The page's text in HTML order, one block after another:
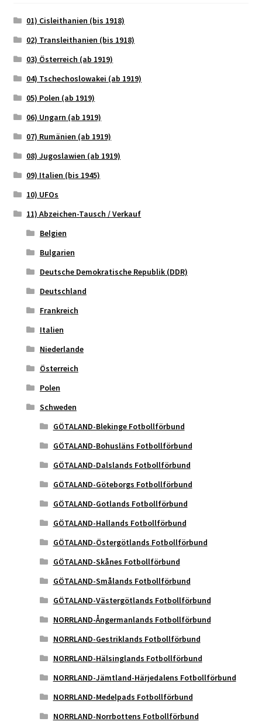
01) Cisleithanien (bis 1918)
02) Transleithanien (bis 1918)
03) Österreich (ab 1919)
04) Tschechoslowakei (ab 1919)
05) Polen (ab 1919)
06) Ungarn (ab 1919)
07) Rumänien (ab 1919)
08) Jugoslawien (ab 1919)
09) Italien (bis 1945)
10) UFOs
11) Abzeichen-Tausch / Verkauf
Belgien
Bulgarien
Deutsche Demokratische Republik (DDR)
Deutschland
Frankreich
Italien
Niederlande
Österreich
Polen
Schweden
GÖTALAND-Blekinge Fotbollförbund
GÖTALAND-Bohusläns Fotbollförbund
GÖTALAND-Dalslands Fotbollförbund
GÖTALAND-Göteborgs Fotbollförbund
GÖTALAND-Gotlands Fotbollförbund
GÖTALAND-Hallands Fotbollförbund
GÖTALAND-Östergötlands Fotbollförbund
GÖTALAND-Skånes Fotbollförbund
GÖTALAND-Smålands Fotbollförbund
GÖTALAND-Västergötlands Fotbollförbund
NORRLAND-Ångermanlands Fotbollförbund
NORRLAND-Gestriklands Fotbollförbund
NORRLAND-Hälsinglands Fotbollförbund
NORRLAND-Jämtland-Härjedalens Fotbollförbund
NORRLAND-Medelpads Fotbollförbund
NORRLAND-Norrbottens Fotbollförbund